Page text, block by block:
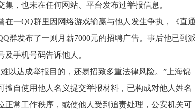
，也未在任何网站、平台发布过举报信息。
一QQ群里因网络游戏输赢与他人发生争执，《直通
群发布了一则月薪7000元的招聘广告。事后他已到派
手机号码告诉他人。
以达成举报目的，还易招致多重法律风险。”上海锦
自使用他人名义提交举报材料，已构成对他人姓名
常工作秩序，或使他人受到追责处理，公安机关可